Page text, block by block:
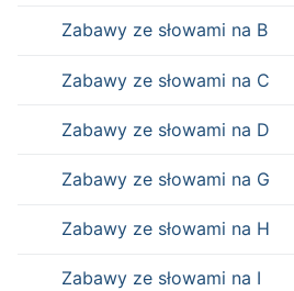
Zabawy ze słowami na B
Zabawy ze słowami na C
Zabawy ze słowami na D
Zabawy ze słowami na G
Zabawy ze słowami na H
Zabawy ze słowami na I